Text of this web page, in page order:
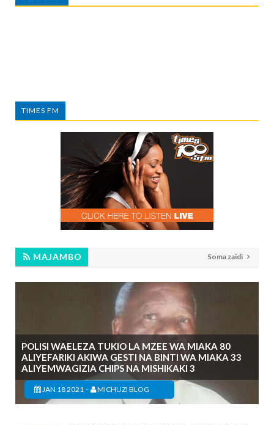
TIMES FM
MAJAMBO Soma zaidi
POLISI WAELEZA TUKIO LA MZEE WA MIAKA 80
ALIYEFARIKI AKIWA GESTI NA BINTI WA MIAKA 33
ALIYEMWAGIZIA CHIPS NA MISHIKAKI 3
JAN 18 2021 - MICHUZI BLOG